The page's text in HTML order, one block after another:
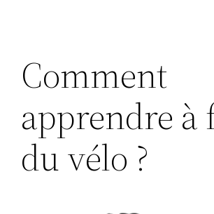
Comment
apprendre à
du vélo ?